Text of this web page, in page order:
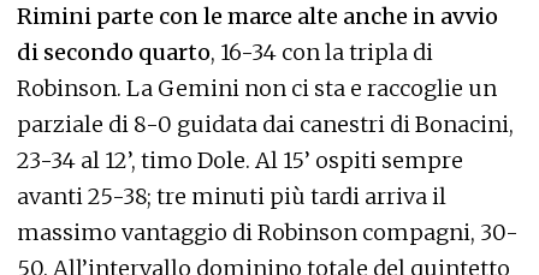
Rimini parte con le marce alte anche in avvio
di secondo quarto, 16-34 con la tripla di
Robinson. La Gemini non ci sta e raccoglie un
parziale di 8-0 guidata dai canestri di Bonacini,
23-34 al 12’, timo Dole. Al 15’ ospiti sempre
avanti 25-38; tre minuti più tardi arriva il
massimo vantaggio di Robinson compagni, 30-
50. All’intervallo dominino totale del quintetto